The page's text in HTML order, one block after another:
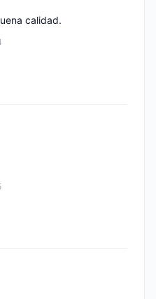
calidad.